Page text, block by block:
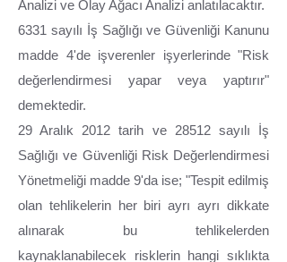
Analizi ve Olay Ağacı Analizi anlatılacaktır.
6331 sayılı İş Sağlığı ve Güvenliği Kanunu
madde 4'de işverenler işyerlerinde "Risk
değerlendirmesi yapar veya yaptırır"
demektedir.
29 Aralık 2012 tarih ve 28512 sayılı İş
Sağlığı ve Güvenliği Risk Değerlendirmesi
Yönetmeliği madde 9'da ise; "Tespit edilmiş
olan tehlikelerin her biri ayrı ayrı dikkate
alınarak bu tehlikelerden
kaynaklanabilecek risklerin hangi sıklıkta